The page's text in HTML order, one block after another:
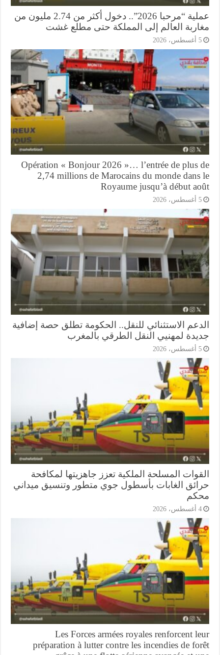
عملية “مرحبا 2026”.. دخول أكثر من 2.74 مليون من
العالم إلى المملكة حتى مطلع غشت
Opération « Bonjour 2026 »… l’entrée de plus
2,74 millions de Marocains du monde
Royaume jusqu’à début
الاستثنائي للنقل.. الحكومة تطلق حصة إضافية
لمهنيي النقل الطرقي بالمغرب
المسلحة الملكية تعزز جاهزيتها لمكافحة
الغابات بأسطول جوي متطور وتنسيق ميداني
Les Forces armées royales renforcent
préparation à lutter contre les incendies de